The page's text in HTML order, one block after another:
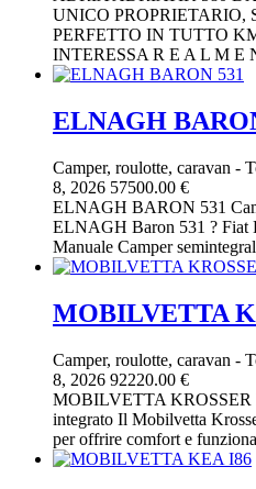
UNICO PROPRIETARIO,
PERFETTO IN TUTTO
INTERESSA R E A L M E
ELNAGH
Camper, roulotte, caravan -
8, 2026 57500.00 €
ELNAGH BARON 531
ELNAGH Baron 531 ? Fiat
Manuale Camper
MOBILVETTA
Camper, roulotte, caravan -
8, 2026 92220.00 €
MOBILVETTA KROSSER
integrato Il Mobilvetta
per offrire comfort e